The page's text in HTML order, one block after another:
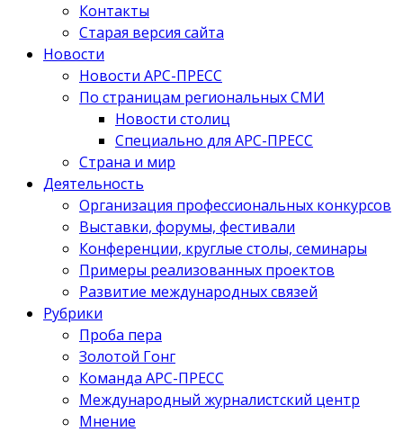
Контакты
Старая версия сайта
Новости
Новости АРС-ПРЕСС
По страницам региональных СМИ
Новости столиц
Специально для АРС-ПРЕСС
Страна и мир
Деятельность
Организация профессиональных конкурсов
Выставки, форумы, фестивали
Конференции, круглые столы, семинары
Примеры реализованных проектов
Развитие международных связей
Рубрики
Проба пера
Золотой Гонг
Команда АРС-ПРЕСС
Международный журналистский центр
Мнение